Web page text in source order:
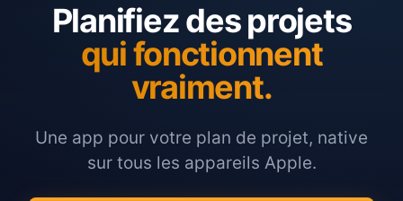
Planifiez des projets
qui fonctionnent
vraiment.
Une app pour votre plan de projet, native
sur tous les appareils Apple.